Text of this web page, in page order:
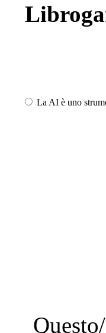
La AI è uno